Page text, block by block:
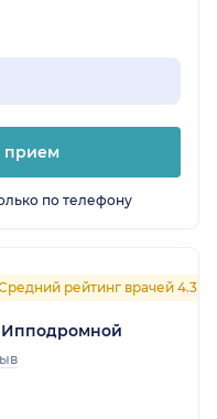
прием
по телефону
рейтинг врачей 4.3
Ипподромной